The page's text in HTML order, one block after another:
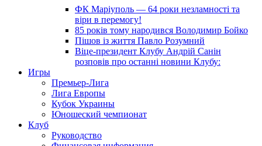
ФК Маріуполь — 64 роки незламності та
віри в перемогу!
85 років тому народився Володимир Бойко
Пішов із життя Павло Розумний
Віце-президент Клубу Андрій Санін
розповів про останні новини Клубу:
Игры
Премьер-Лига
Лига Европы
Кубок Украины
Юношеский чемпионат
Клуб
Руководство